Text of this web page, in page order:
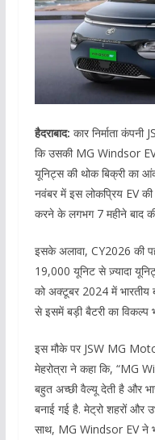
हैदराबाद: कार निर्माता
कि उसकी MG Windsor
यूनिट्स की थोक बिक्री का
नवंबर में इस लोकप्रिय EV
करने के लगभग 7 महीने बाद
इसके अलावा, CY2026 की
19,000 यूनिट से ज़्यादा
को अक्टूबर 2024 में भारतीय
से इसमें बड़ी बैटरी का विकल्प
इस मौके पर JSW MG
मेहरोत्रा ​​ने कहा कि, “MG
बहुत अच्छी वैल्यू देती है और
बनाई गई है. मेट्रो शहरों और
साथ, MG Windsor EV ने